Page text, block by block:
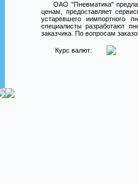
ОАО "Пневматика"
ценам, предоставляет
устаревшего иимпортного
специалисты разработают
заказчика. По вопросам
Курс валют: